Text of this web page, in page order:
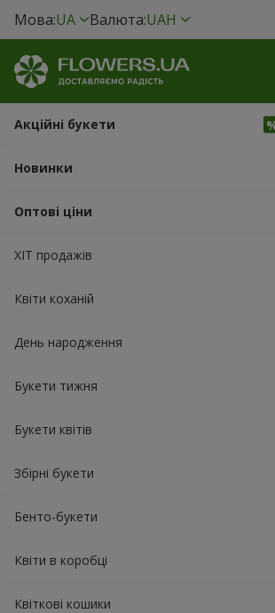
Мова:UA Валюта:UAH
Акційні букети
Новинки
Оптові ціни
ХІТ продажів
Квіти коханій
День народження
Букети тижня
Букети квітів
Збірні букети
Бенто-букети
Квіти в коробці
Квіткові кошики